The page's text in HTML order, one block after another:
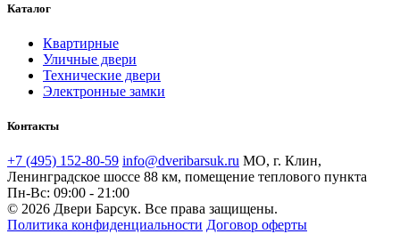
Каталог
Квартирные
Уличные двери
Технические двери
Электронные замки
Контакты
+7 (495) 152-80-59 info@dveribarsuk.ru МО, г. Клин,
Ленинградское шоссе 88 км, помещение теплового пункта
Пн-Вс: 09:00 - 21:00
© 2026 Двери Барсук. Все права защищены.
Политика конфиденциальности Договор оферты